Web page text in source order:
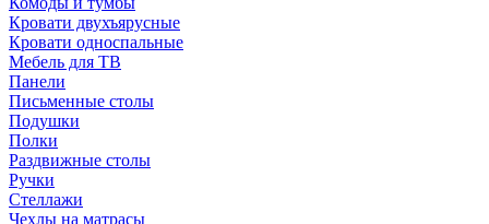
Кровати двухъярусные
Кровати односпальные
Мебель для ТВ
Панели
Письменные столы
Подушки
Полки
Раздвижные столы
Ручки
Стеллажи
Чехлы на матрасы